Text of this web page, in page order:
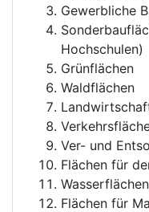
Gewerbliche
Hochschulen)
Grünflächen
Waldflächen
Ver- und
Flächen für
Wasserflächen
Flächen für